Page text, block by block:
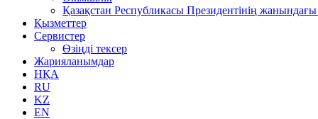
Қазақстан Республикасы Президентінің
Қызметтер
Сервистер
Өзіңді тексер
Жарияланымдар
НҚА
RU
KZ
EN